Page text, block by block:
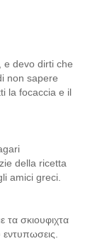
e devo dirti che
non sapere
la focaccia e il
della ricetta
amici greci.
τα σκιουφιχτα
εντυπωσεις.